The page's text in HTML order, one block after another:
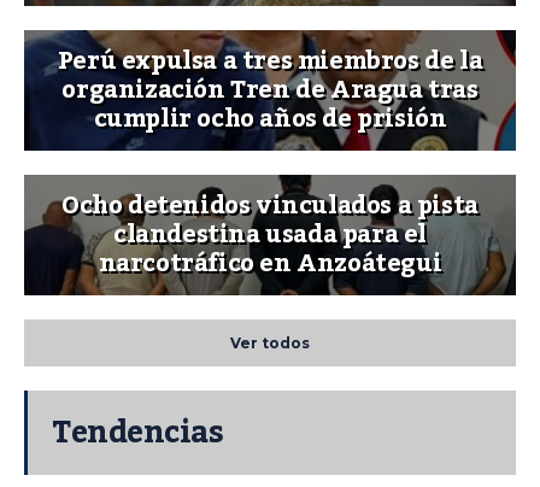
Perú expulsa a tres miembros de la
organización Tren de Aragua tras
cumplir ocho años de prisión
Ocho detenidos vinculados a pista
clandestina usada para el
narcotráfico en Anzoátegui
Ver todos
Tendencias